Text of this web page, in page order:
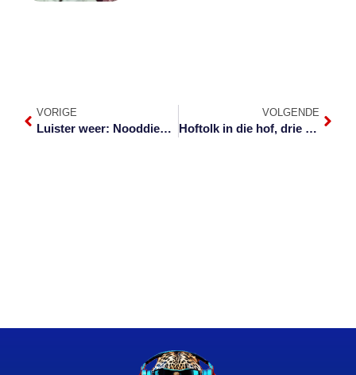
VORIGE
Luister weer: Nooddienste eersdaags meer toeganklik in Hazyview
VOLGENDE
Hoftolk in die hof, drie mans ontsnap uit polisieaanhouding